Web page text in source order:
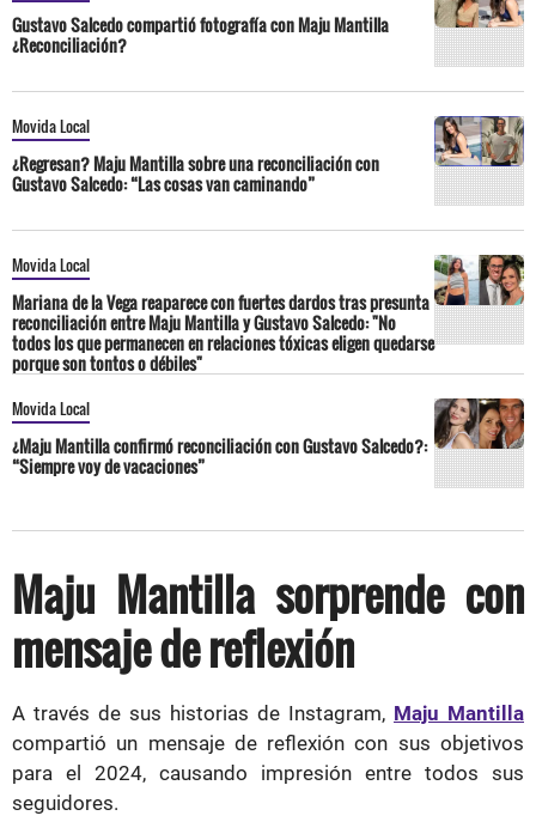
Gustavo Salcedo compartió fotografía con Maju Mantilla
¿Reconciliación?
Movida Local
¿Regresan? Maju Mantilla sobre una reconciliación con
Gustavo Salcedo: “Las cosas van caminando”
Movida Local
Mariana de la Vega reaparece con fuertes dardos tras presunta
reconciliación entre Maju Mantilla y Gustavo Salcedo: "No
todos los que permanecen en relaciones tóxicas eligen quedarse
porque son tontos o débiles"
Movida Local
¿Maju Mantilla confirmó reconciliación con Gustavo Salcedo?:
“Siempre voy de vacaciones”
Maju Mantilla sorprende con
mensaje de reflexión
A través de sus historias de Instagram, Maju Mantilla
compartió un mensaje de reflexión con sus objetivos
para el 2024, causando impresión entre todos sus
seguidores.